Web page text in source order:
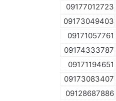
09177012723
09173049403
09171057761
09174333787
09171194651
09173083407
09128687886